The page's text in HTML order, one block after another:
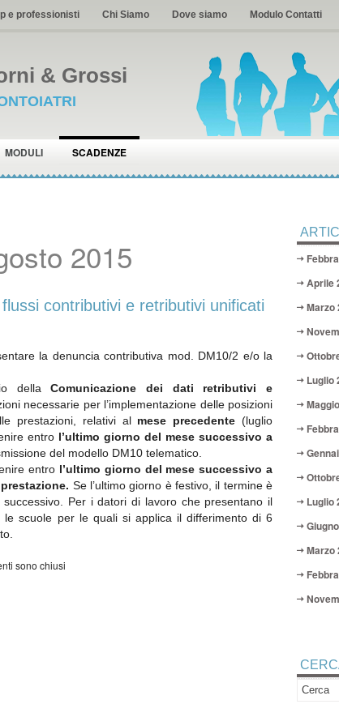
e professionisti Chi Siamo Dove siamo Modulo Contatti
& Grossi
MODULI SCADENZE
2015
contributivi e retributivi unificati
la denuncia contributiva mod. DM10/2 e/o la
dellaComunicazione dei dati retributivi e
necessarie per l’implementazione delle posizioni
prestazioni, relativi al mese precedente (luglio
entro l’ultimo giorno del mese successivo a
del modello DM10 telematico.
entro l’ultimo giorno del mese successivo a
Se l’ultimo giorno è festivo, il termine è
Per i datori di lavoro che presentano il
scuole per le quali si applica il differimento di 6
sono chiusi
Aprile
Marzo
Luglio
Luglio
Marzo